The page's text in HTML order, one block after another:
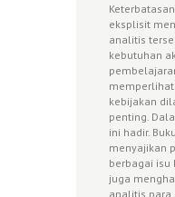
eksplisit
analitis
kebutuhan
kebijakan
penting.
ini hadir.
menyajikan
berbagai isu
juga
analitis para